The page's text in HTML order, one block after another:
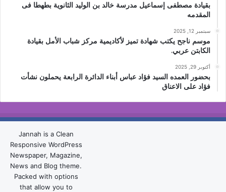
بقيادة مصطفى إسماعيل مدرسة خالد بن الوليد الثانوية بطهطا فى
المقدمه
سبتمبر 12, 2025
موسم ناجح يكتب شهادة تميز لأكاديمية مركز شباب الأمل بقيادة
الكابتن عربي.
أكتوبر 29, 2025
بحضور العمده السيد فؤاد عباس أبناء الدائرة الرابعة يحملون نشأت
فؤاد على الاعناق
Jannah is a Clean
Responsive WordPress
Newspaper, Magazine,
News and Blog theme.
Packed with options
that allow you to